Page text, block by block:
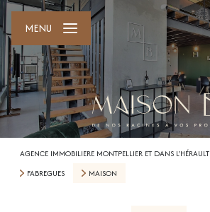
MENU
AGENCE IMMOBILIERE MONTPELLIER ET DANS L'HÉRAULT
FABREGUES
MAISON